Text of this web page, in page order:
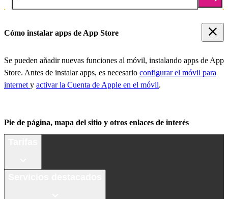
Cómo instalar apps de App Store
Se pueden añadir nuevas funciones al móvil, instalando apps de App
Store. Antes de instalar apps, es necesario configurar el móvil para
internet y activar la Cuenta de Apple en el móvil.
Pie de página, mapa del sitio y otros enlaces de interés